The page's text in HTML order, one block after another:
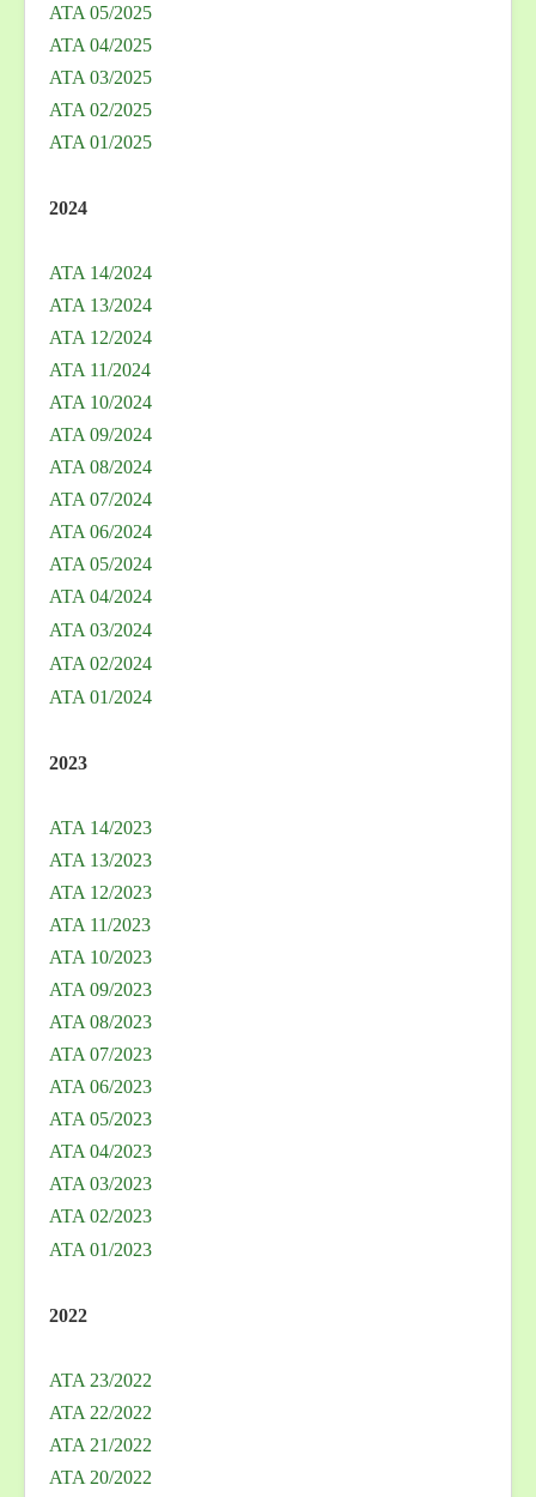
ATA 05/2025
ATA 04/2025
ATA 03/2025
ATA 02/2025
ATA 01/2025
2024
ATA 14/2024
ATA 13/2024
ATA 12/2024
ATA 11/2024
ATA 10/2024
ATA 09/2024
ATA 08/2024
ATA 07/2024
ATA 06/2024
ATA 05/2024
ATA 04/2024
ATA 03/2024
ATA 02/2024
ATA 01/2024
2023
ATA 14/2023
ATA 13/2023
ATA 12/2023
ATA 11/2023
ATA 10/2023
ATA 09/2023
ATA 08/2023
ATA 07/2023
ATA 06/2023
ATA 05/2023
ATA 04/2023
ATA 03/2023
ATA 02/2023
ATA 01/2023
2022
ATA 23/2022
ATA 22/2022
ATA 21/2022
ATA 20/2022